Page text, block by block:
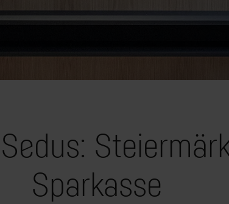
Sparkasse